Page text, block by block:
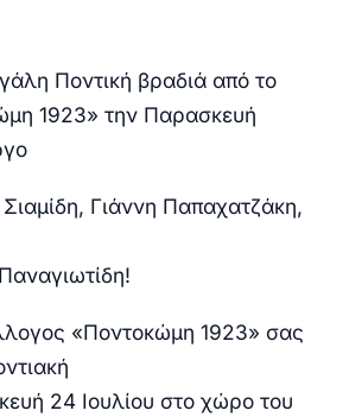
Ποντική βραδιά από το
1923» την Παρασκευή
Γιάννη Παπαχατζάκη,
«Ποντοκώμη 1923» σας
24 Ιουλίου στο χώρο του